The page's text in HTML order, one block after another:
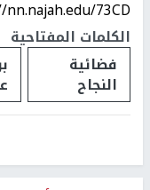
73CD/
الكلمات المفتاحية
فضائية
النجاح